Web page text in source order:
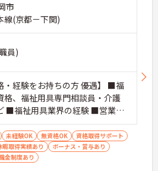
市
線(京都－下関)
員)
・経験をお持ちの方 優遇】 ■福
格、福祉用具専門相談員・介護
■福祉用具業界の経験 ■営業経
年数は不問）＊未経験の方も歓
未経験OK 無資格OK
資格取得サポート
取得実績あり
ボーナス・賞与あり
金制度あり